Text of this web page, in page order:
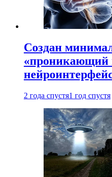
Создан
«проникающий
2 года спустя1 год спустя